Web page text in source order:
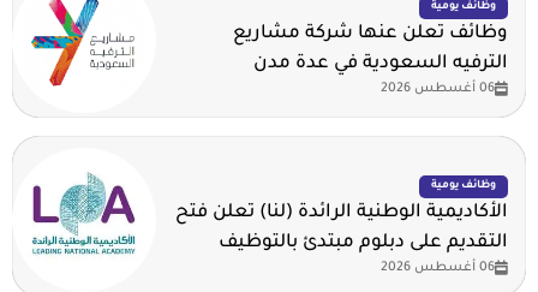
وظائف يومية
وظائف تعلن عنها شركة مشاريع
الترفيه السعودية في عدة مدن
06 أغسطس 2026
وظائف يومية
الأكاديمية الوطنية الرائدة (لنا) تعلن فتح
التقديم على دبلوم مبتدئ بالتوظيف
06 أغسطس 2026